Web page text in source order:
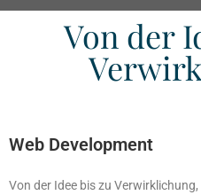
Von der
Web Development
Von der Idee bis zu